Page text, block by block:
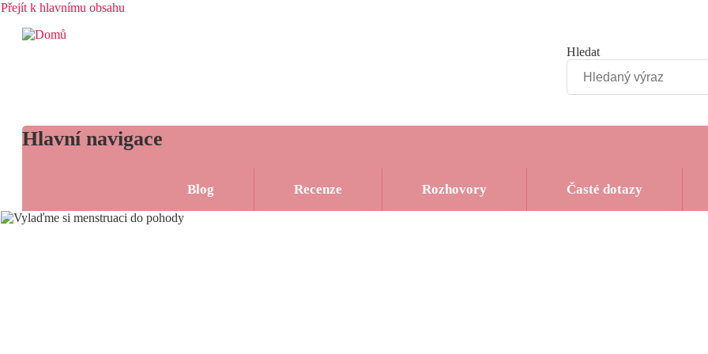
Přejít k hlavnímu obsahu
Hledat
Hlavní navigace
Blog Recenze Rozhovory Časté dotazy